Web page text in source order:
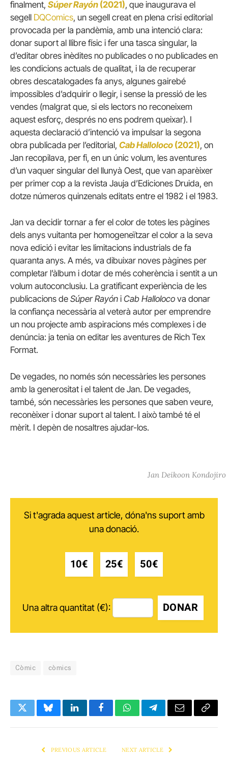
finalment, Súper Rayón (2021), que inaugurava el
segell DQComics, un segell creat en plena crisi editorial
provocada per la pandèmia, amb una intenció clara:
donar suport al llibre físic i fer una tasca singular, la
d’editar obres inèdites no publicades o no publicades en
les condicions actuals de qualitat, i la de recuperar
obres descatalogades fa anys, algunes gairebé
impossibles d’adquirir o llegir, i sense la pressió de les
vendes (malgrat que, si els lectors no reconeixem
aquest esforç, després no ens podrem queixar). I
aquesta declaració d’intenció va impulsar la segona
obra publicada per l’editorial, Cab Halloloco (2021), on
Jan recopilava, per fi, en un únic volum, les aventures
d’un vaquer singular del llunyà Oest, que van aparèixer
per primer cop a la revista Jauja d’Ediciones Druida, en
dotze números quinzenals editats entre el 1982 i el 1983.
Jan va decidir tornar a fer el color de totes les pàgines
dels anys vuitanta per homogeneïtzar el color a la seva
nova edició i evitar les limitacions industrials de fa
quaranta anys. A més, va dibuixar noves pàgines per
completar l’àlbum i dotar de més coherència i sentit a un
volum autoconclusiu. La gratificant experiència de les
publicacions de Súper Rayón i Cab Halloloco va donar
la confiança necessària al veterà autor per emprendre
un nou projecte amb aspiracions més complexes i de
denúncia: ja tenia on editar les aventures de Rich Tex
Format.
De vegades, no només són necessàries les persones
amb la generositat i el talent de Jan. De vegades,
també, són necessàries les persones que saben veure,
reconèixer i donar suport al talent. I això també té el
mèrit. I depèn de nosaltres ajudar-los.
Jan Deikoon Kondojiro
Si t'agrada aquest article, dóna'ns suport amb
una donació.
10€ 25€ 50€
Una altra quantitat (€): DONAR
Còmic còmics
TwitterBlueskyLinkedInFacebookWhatsAppTelegramEmail Copy
PREVIOUS ARTICLE NEXT ARTICLE